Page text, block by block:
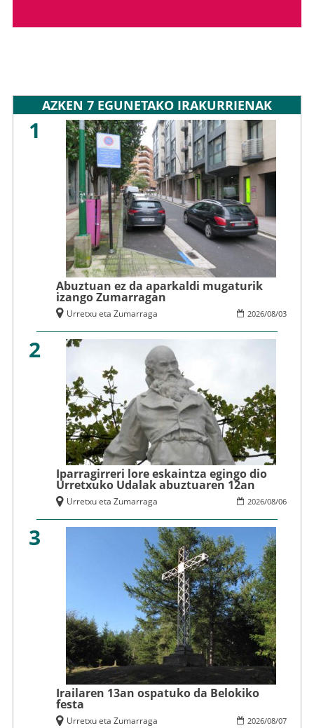
AZKEN 7 EGUNETAKO IRAKURRIENAK
1
Abuztuan ez da aparkaldi mugaturik
izango Zumarragan
2026/08/03
Urretxu eta Zumarraga
2
Iparragirreri lore eskaintza egingo dio
Urretxuko Udalak abuztuaren 12an
2026/08/06
Urretxu eta Zumarraga
3
Irailaren 13an ospatuko da Belokiko
festa
2026/08/07
Urretxu eta Zumarraga